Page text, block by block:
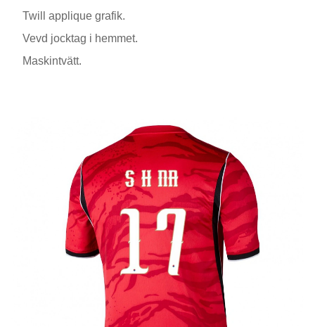
Twill applique grafik.
Vevd jocktag i hemmet.
Maskintvätt.